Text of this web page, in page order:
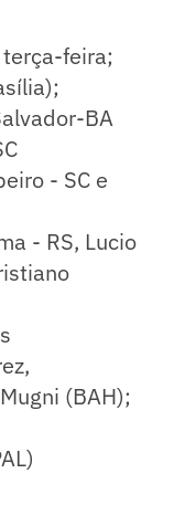
feira;
BA
- SC e
- RS, Lucio
(BAH);